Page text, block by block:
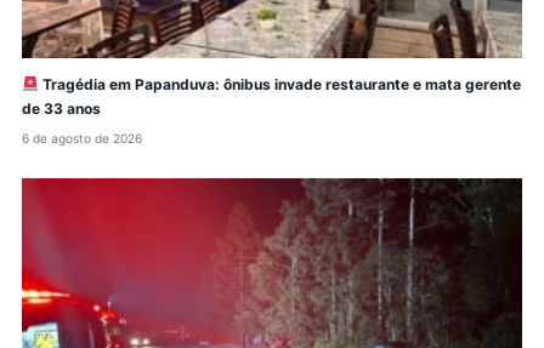
Tragédia em Papanduva: ônibus invade restaurante e mata gerente
de 33 anos
6 de agosto de 2026